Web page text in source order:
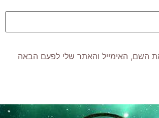
השם, האימייל והאתר שלי לפעם הבאה